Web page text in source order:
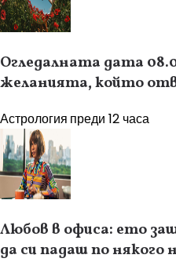
Огледалната дата
желанията, който
Астрология преди 12 часа
Любов в офиса: ето
да си падаш по някого